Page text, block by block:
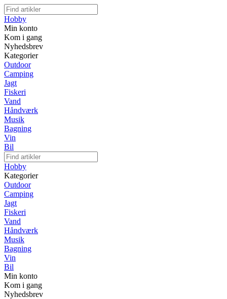
Hobby
Min konto
Kom i gang
Nyhedsbrev
Kategorier
Outdoor
Camping
Jagt
Fiskeri
Vand
Håndværk
Musik
Bagning
Vin
Bil
Hobby
Kategorier
Outdoor
Camping
Jagt
Fiskeri
Vand
Håndværk
Musik
Bagning
Vin
Bil
Min konto
Kom i gang
Nyhedsbrev